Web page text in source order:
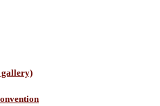
gallery)